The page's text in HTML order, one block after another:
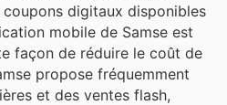
digitaux disponibles
mobile de Samse est
façon de réduire le coût de
propose fréquemment
et des ventes flash,